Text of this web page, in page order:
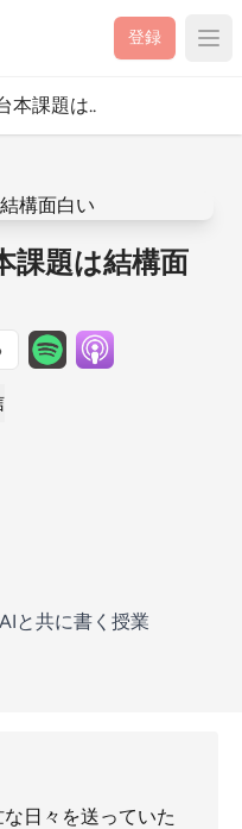
登録
本課題は..
課題は結構面
と共に書く授業
日々を送っていた